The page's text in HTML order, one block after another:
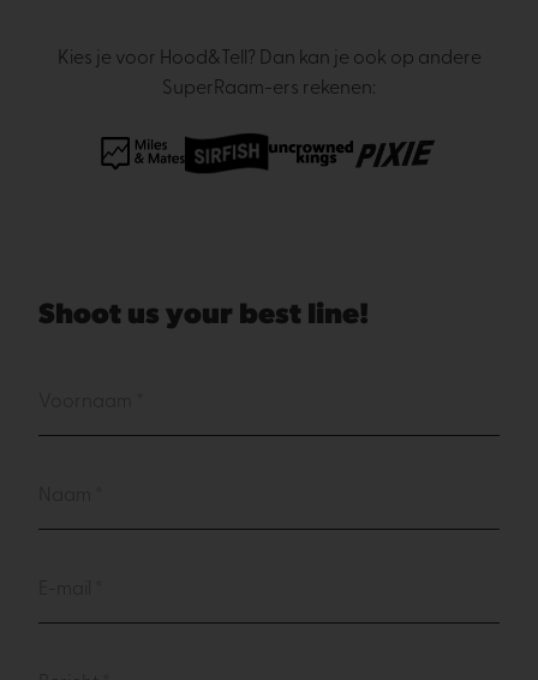
Kies je voor Hood&Tell? Dan kan je ook op andere
SuperRaam-ers rekenen:
Shoot us your best line!